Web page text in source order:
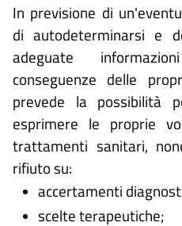
In previsione di
di autodeterminarsi e
adeguate
conseguenze delle
prevede la possibilità
esprimere le proprie
trattamenti sanitari,
rifiuto su:
accertamenti
scelte terapeutiche;